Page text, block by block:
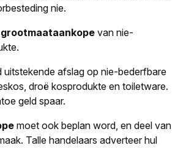
nie.
grootmaataankope van nie-
uitstekende afslag op nie-bederfbare
droë kosprodukte en toiletware.
geld spaar.
moet ook beplan word, en deel van
Talle handelaars adverteer hul